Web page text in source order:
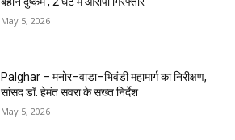
May 5, 2026
Palghar – मनोर–वाडा–भिवंडी महामार्ग का निरीक्षण,
सांसद डॉ. हेमंत सवरा के सख्त निर्देश
May 5, 2026